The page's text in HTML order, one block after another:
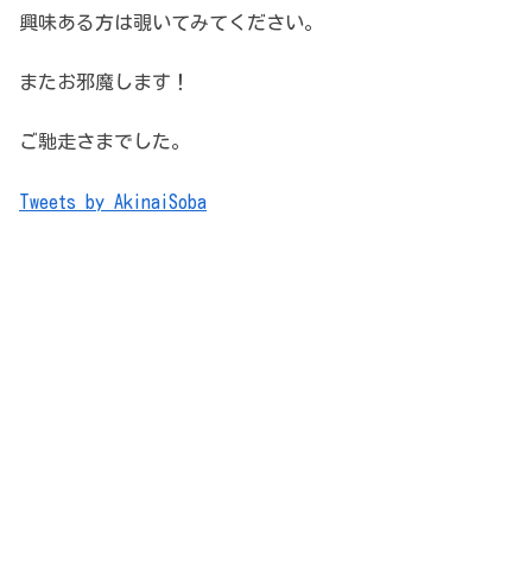
興味ある方は覗いてみてください。
またお邪魔します！
ご馳走さまでした。
Tweets by AkinaiSoba